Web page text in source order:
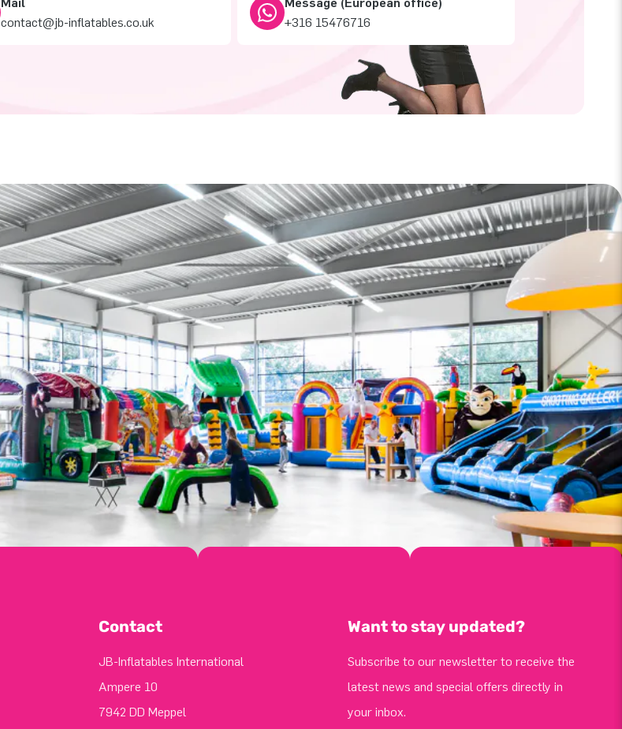
contact@jb-inflatables.co.uk
+316 15476716
Contact
JB-Inflatables International
Ampere 10
7942 DD Meppel
Want to stay updated?
Subscribe to our newsletter to receive the
latest news and special offers directly in
your inbox.